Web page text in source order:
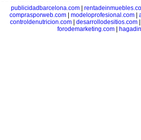
publicidadbarcelona.com
comprasporweb.com| modeloprofesional.com|
controldenutricion.com
desarrollodesitios.com
forodemarketing.com|